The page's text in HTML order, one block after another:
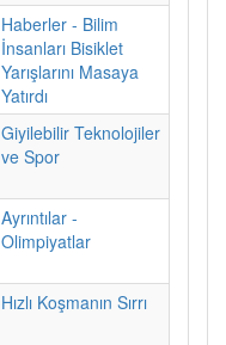
Haberler - Bilim
İnsanları Bisiklet
Yarışlarını Masaya
Yatırdı
Giyilebilir Teknolojiler
ve Spor
Ayrıntılar -
Olimpiyatlar
Hızlı Koşmanın Sırrı